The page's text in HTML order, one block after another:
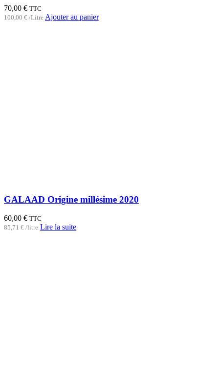
70,00 € TTC
100,00 € /Litre Ajouter au panier
GALAAD Origine millésime 2020
60,00 € TTC
85,71 € /litre Lire la suite